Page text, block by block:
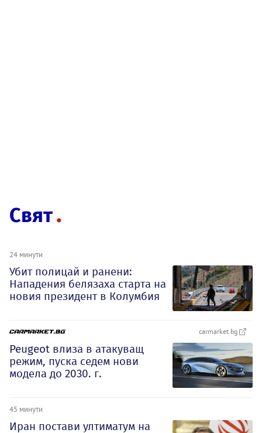
Свят
24 минути
Убит полицай и ранени:
Нападения белязаха старта на
новия президент в Колумбия
carmarket.bg
Peugeot влиза в атакуващ
режим, пуска седем нови
модела до 2030. г.
45 минути
Иран постави ултиматум на